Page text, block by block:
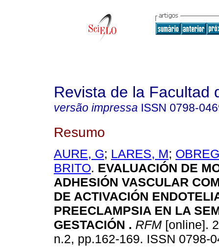
Revista de la Facultad
versão impressa ISSN 0798-
Resumo
AURE, G; LARES, M;
BRITO. EVALUACIÓN DE
ADHESIÓN VASCULAR
DE ACTIVACIÓN
PREECLAMPSIA EN LA
GESTACIÓN . RFM [online].
n.2, pp.162-169. ISSN 0798-